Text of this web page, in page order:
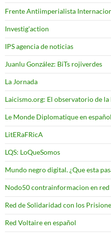
Frente Antiimperialista
Investig'action
IPS agencia de noticias
Juanlu González: BiTs rojiverdes
La Jornada
Laicismo.org: El observatorio de la
Le Monde Diplomatique en español
LitERaFRicA
LQS: LoQueSomos
Mundo negro digital. ¿Que esta
Nodo50 contrainformacion en red
Red de Solidaridad con los
Red Voltaire en español